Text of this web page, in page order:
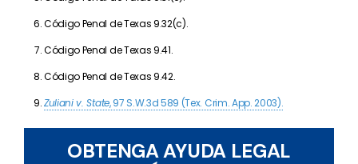
Código Penal de Texas 9.32(c).
Código Penal de Texas 9.41.
Código Penal de Texas 9.42.
Zuliani v. State, 97 S.W.3d 589 (Tex. Crim. App. 2003).
OBTENGA AYUDA LEGAL